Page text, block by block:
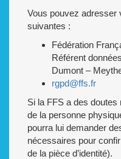
Vous pouvez adresser
suivantes :
Fédération
Référent
Dumont –
rgpd@ffs.fr
Si la FFS a des doutes
de la personne
pourra lui demander
nécessaires pour
de la pièce d’identité).